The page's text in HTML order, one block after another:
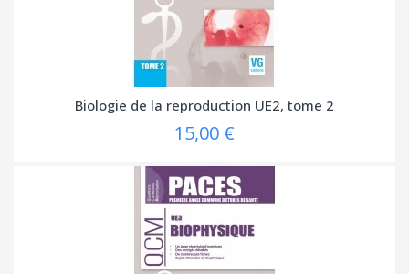
Biologie de la reproduction UE2, tome 2
15,00 €